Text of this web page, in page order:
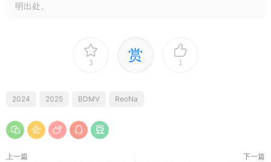
明出处。
3 赏 1
2024 2025 BDMV ReoNa
上一篇 下一篇